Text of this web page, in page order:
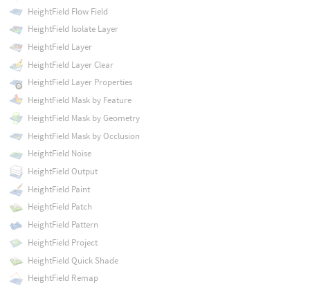
HeightField Flow Field
HeightField Isolate Layer
HeightField Layer
HeightField Layer Clear
HeightField Layer Properties
HeightField Mask by Feature
HeightField Mask by Geometry
HeightField Mask by Occlusion
HeightField Noise
HeightField Output
HeightField Paint
HeightField Patch
HeightField Pattern
HeightField Project
HeightField Quick Shade
HeightField Remap